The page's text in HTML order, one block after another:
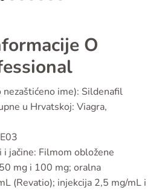
O
nezaštićeno ime): Sildenafil
u Hrvatskoj: Viagra,
i jačine: Filmom obložene
mg i 100 mg; oralna
(Revatio); injekcija 2,5 mg/mL i